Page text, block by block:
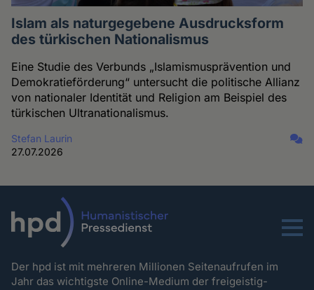
Islam als naturgegebene Ausdrucksform
des türkischen Nationalismus
Eine Studie des Verbunds „Islamismusprävention und
Demokratieförderung“ untersucht die politische Allianz
von nationaler Identität und Religion am Beispiel des
türkischen Ultranationalismus.
Stefan Laurin
27.07.2026
Menu
Der hpd ist mit mehreren Millionen Seitenaufrufen im
Jahr das wichtigste Online-Medium der freigeistig-